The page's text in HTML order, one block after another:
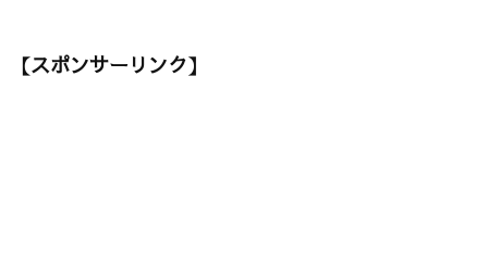
【スポンサーリンク】